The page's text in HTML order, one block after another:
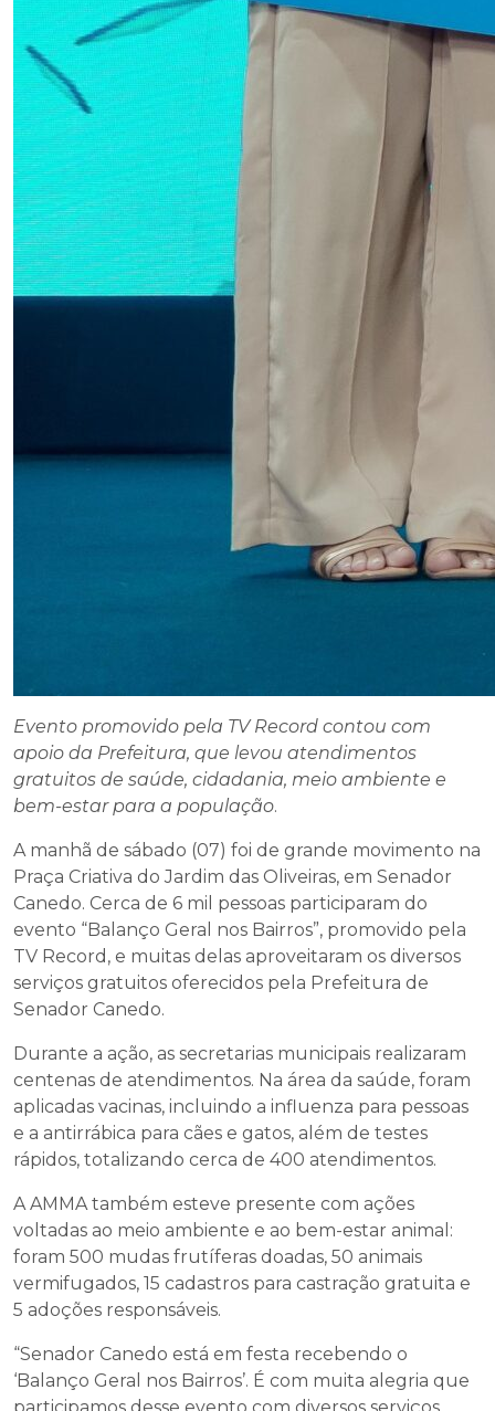
Evento promovido pela TV Record contou com
apoio da Prefeitura, que levou atendimentos
gratuitos de saúde, cidadania, meio ambiente e
bem-estar para a população.
A manhã de sábado (07) foi de grande movimento na
Praça Criativa do Jardim das Oliveiras, em Senador
Canedo. Cerca de 6 mil pessoas participaram do
evento “Balanço Geral nos Bairros”, promovido pela
TV Record, e muitas delas aproveitaram os diversos
serviços gratuitos oferecidos pela Prefeitura de
Senador Canedo.
Durante a ação, as secretarias municipais realizaram
centenas de atendimentos. Na área da saúde, foram
aplicadas vacinas, incluindo a influenza para pessoas
e a antirrábica para cães e gatos, além de testes
rápidos, totalizando cerca de 400 atendimentos.
A AMMA também esteve presente com ações
voltadas ao meio ambiente e ao bem-estar animal:
foram 500 mudas frutíferas doadas, 50 animais
vermifugados, 15 cadastros para castração gratuita e
5 adoções responsáveis.
“Senador Canedo está em festa recebendo o
‘Balanço Geral nos Bairros’. É com muita alegria que